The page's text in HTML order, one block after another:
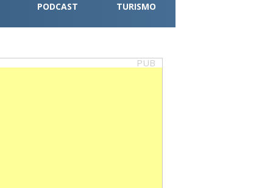
PODCAST TURISMO
PUB